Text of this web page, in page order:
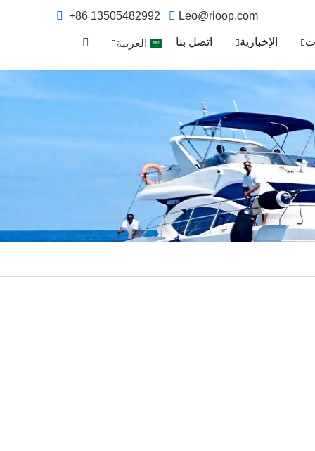
+86 13505482992 Leo@rioop.com
الإخبارية اتصل بنا العربية